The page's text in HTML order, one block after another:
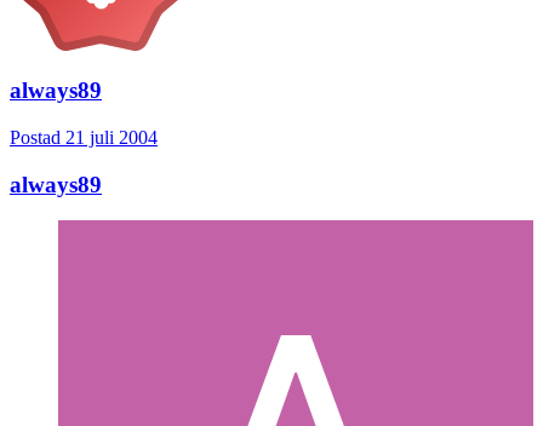
always89
Postad 21 juli 2004
always89